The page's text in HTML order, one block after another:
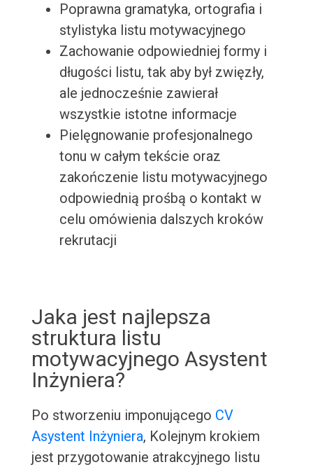
Poprawna gramatyka, ortografia i
stylistyka listu motywacyjnego
Zachowanie odpowiedniej formy i
długości listu, tak aby był zwięzły,
ale jednocześnie zawierał
wszystkie istotne informacje
Pielęgnowanie profesjonalnego
tonu w całym tekście oraz
zakończenie listu motywacyjnego
odpowiednią prośbą o kontakt w
celu omówienia dalszych kroków
rekrutacji
Jaka jest najlepsza
struktura listu
motywacyjnego Asystent
Inżyniera?
Po stworzeniu imponującego CV
Asystent Inżyniera, Kolejnym krokiem
jest przygotowanie atrakcyjnego listu